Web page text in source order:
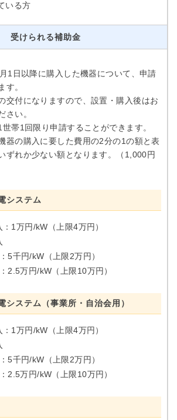
いる方
受けられる補助金
1日以降に購入した機器について、申請
す。
交付になりますので、設置・購入後はお
さい。
帯1回限り申請することができます。
器の購入に要した費用の2分の1の額と表
ずれか少ない額となります。（1,000円
システム
1万円/kW（上限4万円）
5千円/kW（上限2万円）
2.5万円/kW（上限10万円）
システム（事業所・自治会用）
1万円/kW（上限4万円）
5千円/kW（上限2万円）
2.5万円/kW（上限10万円）